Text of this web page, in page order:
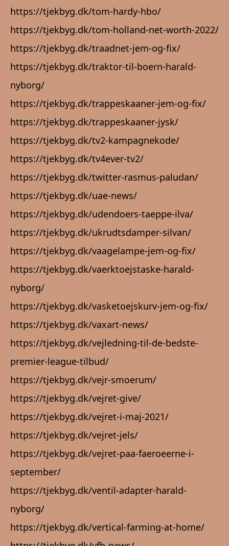
https://tjekbyg.dk/tom-hardy-hbo/
https://tjekbyg.dk/tom-holland-net-worth-2022/
https://tjekbyg.dk/traadnet-jem-og-fix/
https://tjekbyg.dk/traktor-til-boern-harald-
nyborg/
https://tjekbyg.dk/trappeskaaner-jem-og-fix/
https://tjekbyg.dk/trappeskaaner-jysk/
https://tjekbyg.dk/tv2-kampagnekode/
https://tjekbyg.dk/tv4ever-tv2/
https://tjekbyg.dk/twitter-rasmus-paludan/
https://tjekbyg.dk/uae-news/
https://tjekbyg.dk/udendoers-taeppe-ilva/
https://tjekbyg.dk/ukrudtsdamper-silvan/
https://tjekbyg.dk/vaagelampe-jem-og-fix/
https://tjekbyg.dk/vaerktoejstaske-harald-
nyborg/
https://tjekbyg.dk/vasketoejskurv-jem-og-fix/
https://tjekbyg.dk/vaxart-news/
https://tjekbyg.dk/vejledning-til-de-bedste-
premier-league-tilbud/
https://tjekbyg.dk/vejr-smoerum/
https://tjekbyg.dk/vejret-give/
https://tjekbyg.dk/vejret-i-maj-2021/
https://tjekbyg.dk/vejret-jels/
https://tjekbyg.dk/vejret-paa-faeroeerne-i-
september/
https://tjekbyg.dk/ventil-adapter-harald-
nyborg/
https://tjekbyg.dk/vertical-farming-at-home/